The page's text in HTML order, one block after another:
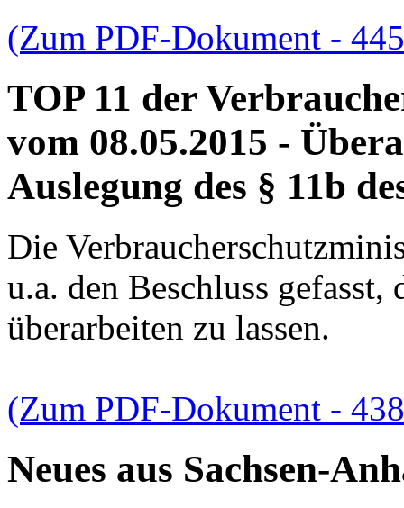
(Zum PDF-Dokument -
TOP 11 der
vom 08.05.2015 -
Auslegung des § 11b
Die
u.a. den Beschluss
überarbeiten zu lassen.
(Zum PDF-Dokument -
Neues aus Sachsen-